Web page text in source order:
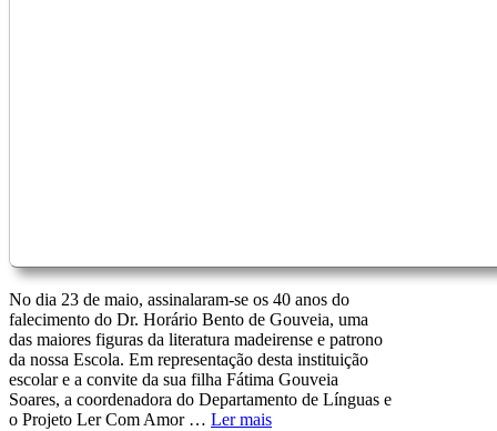
No dia 23 de maio, assinalaram-se os 40 anos do
falecimento do Dr. Horário Bento de Gouveia, uma
das maiores figuras da literatura madeirense e patrono
da nossa Escola. Em representação desta instituição
escolar e a convite da sua filha Fátima Gouveia
Soares, a coordenadora do Departamento de Línguas e
o Projeto Ler Com Amor … Ler mais